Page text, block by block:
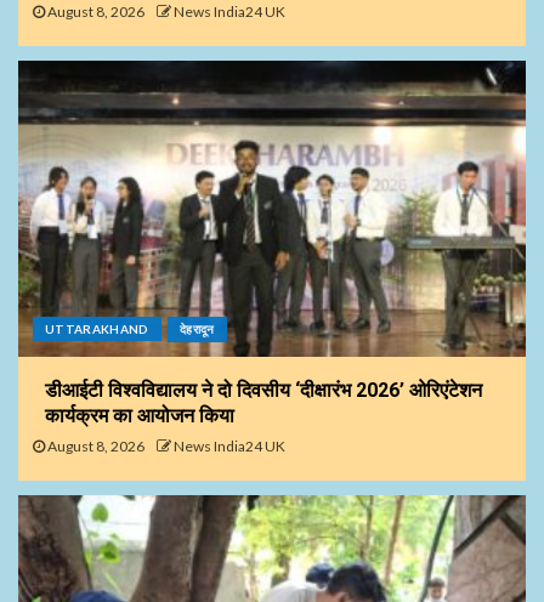
August 8, 2026 News India24 UK
UTTARAKHAND देहरादून
डीआईटी विश्वविद्यालय ने दो दिवसीय ‘दीक्षारंभ 2026’ ओरिएंटेशन
कार्यक्रम का आयोजन किया
August 8, 2026 News India24 UK